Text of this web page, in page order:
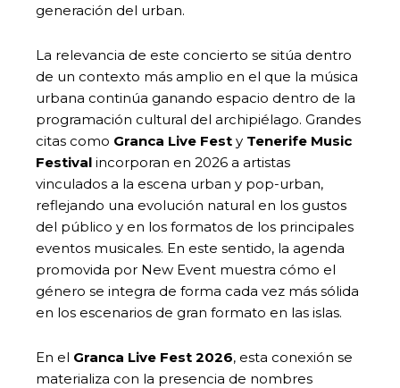
generación del urban.
La relevancia de este concierto se sitúa dentro
de un contexto más amplio en el que la música
urbana continúa ganando espacio dentro de la
programación cultural del archipiélago. Grandes
citas como Granca Live Fest y Tenerife Music
Festival incorporan en 2026 a artistas
vinculados a la escena urban y pop-urban,
reflejando una evolución natural en los gustos
del público y en los formatos de los principales
eventos musicales. En este sentido, la agenda
promovida por New Event muestra cómo el
género se integra de forma cada vez más sólida
en los escenarios de gran formato en las islas.
En el Granca Live Fest 2026, esta conexión se
materializa con la presencia de nombres